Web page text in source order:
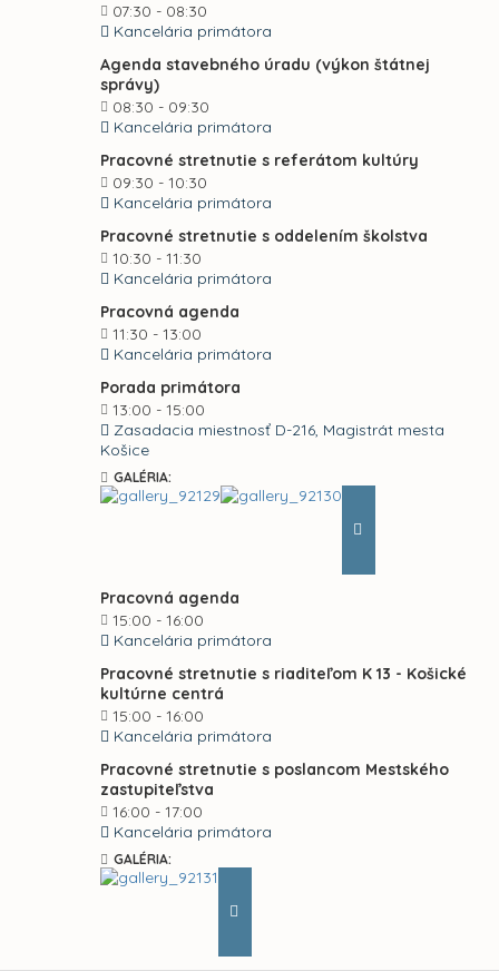
07:30 - 08:30
Kancelária primátora
Agenda stavebného úradu (výkon štátnej
správy)
08:30 - 09:30
Kancelária primátora
Pracovné stretnutie s referátom kultúry
09:30 - 10:30
Kancelária primátora
Pracovné stretnutie s oddelením školstva
10:30 - 11:30
Kancelária primátora
Pracovná agenda
11:30 - 13:00
Kancelária primátora
Porada primátora
13:00 - 15:00
Zasadacia miestnosť D-216, Magistrát mesta
Košice
GALÉRIA:
Pracovná agenda
15:00 - 16:00
Kancelária primátora
Pracovné stretnutie s riaditeľom K 13 - Košické
kultúrne centrá
15:00 - 16:00
Kancelária primátora
Pracovné stretnutie s poslancom Mestského
zastupiteľstva
16:00 - 17:00
Kancelária primátora
GALÉRIA: